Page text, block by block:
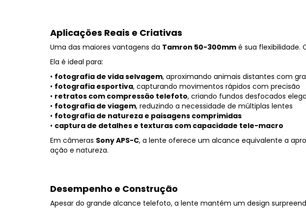
Aplicações Reais e Criativas
Uma das maiores vantagens da Tamron 50-300mm é sua flexibilidade.
Ela é ideal para:
• fotografia de vida selvagem, aproximando animais distantes com
• fotografia esportiva, capturando movimentos rápidos com precisão
• retratos com compressão telefoto, criando fundos desfocados
• fotografia de viagem, reduzindo a necessidade de múltiplas lentes
• fotografia de natureza e paisagens comprimidas
• captura de detalhes e texturas com capacidade tele-macro
Em câmeras Sony APS-C, a lente oferece um alcance equivalente a
ação e natureza.
Desempenho e Construção
Apesar do grande alcance telefoto, a lente mantém um design